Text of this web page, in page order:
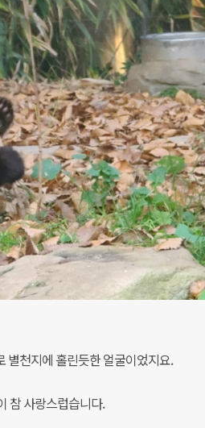
별천지에 홀린듯한 얼굴이었지요.
참 사랑스럽습니다.